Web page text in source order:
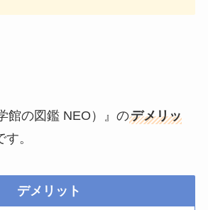
館の図鑑 NEO）』のデメリッ
。
デメリット